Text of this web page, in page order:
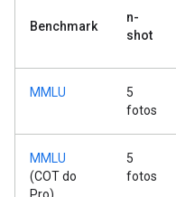
Benchmark
n-
shot
MMLU
5
fotos
MMLU
(COT do
5
fotos